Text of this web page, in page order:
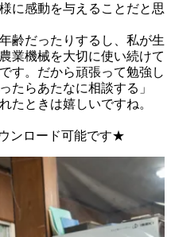
に感動を与えることだと思
齢だったりするし、私が生
業機械を大切に使い続けて
す。だから頑張って勉強し
たらあたなに相談する」
たときは嬉しいですね。
ンロード可能です★